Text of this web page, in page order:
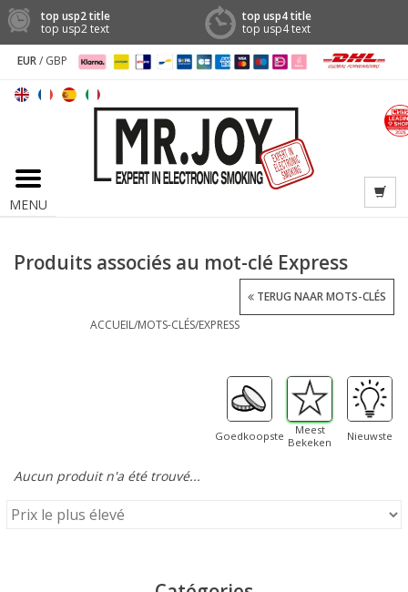
top usp2 title
top usp2 text
top usp4 title
top usp4 text
EUR/ GBP
MENU
Produits associés au mot-clé Express
ACCUEIL/MOTS-CLÉS/EXPRESS
TERUG NAAR MOTS-CLÉS
Goedkoopste
Meest
Bekeken
Nieuwste
Aucun produit n'a été trouvé...